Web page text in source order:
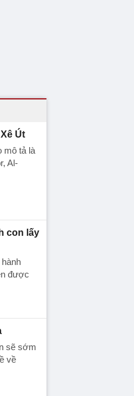
Út
mô tả là
Al-
con lấy
được
sẽ sớm
về